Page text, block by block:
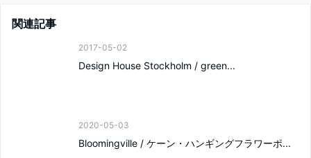
関連記事
2017-05-02
Design House Stockholm / green...
2020-05-03
Bloomingville / ケーン・ハンギングフラワーポ...